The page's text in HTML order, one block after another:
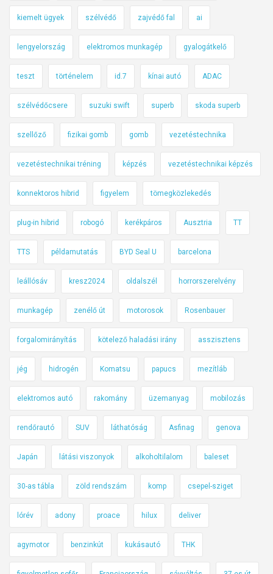
kiemelt ügyek szélvédő zajvédő fal ai
lengyelország elektromos munkagép gyalogátkelő
teszt történelem id.7 kínai autó ADAC
szélvédőcsere suzuki swift superb skoda superb
szellőző fizikai gomb gomb vezetéstechnika
vezetéstechnikai tréning képzés vezetéstechnikai képzés
konnektoros hibrid figyelem tömegközlekedés
plug-in hibrid robogó kerékpáros Ausztria TT
TTS példamutatás BYD Seal U barcelona
leállósáv kresz2024 oldalszél horrorszerelvény
munkagép zenélő út motorosok Rosenbauer
forgalomirányítás kötelező haladási irány asszisztens
jég hidrogén Komatsu papucs mezítláb
elektromos autó rakomány üzemanyag mobilozás
rendőrautó SUV láthatóság Asfinag genova
Japán látási viszonyok alkoholtilalom baleset
30-as tábla zöld rendszám komp csepel-sziget
lórév adony proace hilux deliver
agymotor benzinkút kukásautó THK